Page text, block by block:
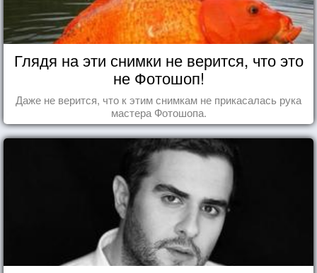
Глядя на эти снимки не верится, что это
не Фотошоп!
Даже не верится, что к этим снимкам не прикасалась рука
мастера Фотошопа.